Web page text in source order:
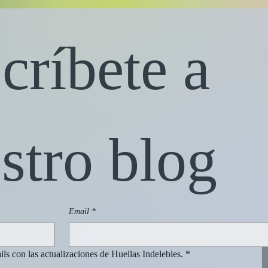
Está siendo complicado.
a
blog
Email *
con las actualizaciones de Huellas Indelebles. *